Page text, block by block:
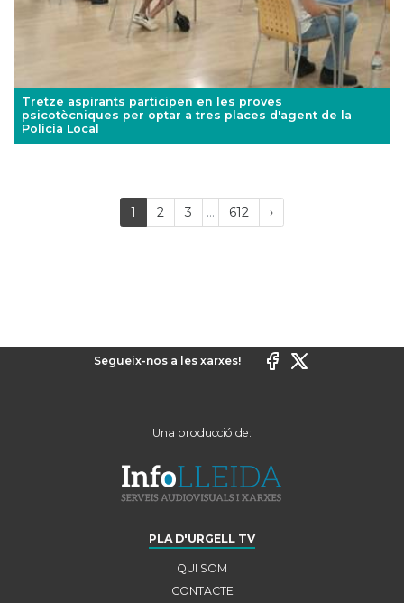
Tretze aspirants participen en les proves
psicotècniques per optar a tres places d'agent de la
Policia Local
1 (current)
2 3 ... 612 ›Próxima
página
Segueix-nos a les xarxes!
Una producció de:
PLA D'URGELL TV
QUI SOM
CONTACTE